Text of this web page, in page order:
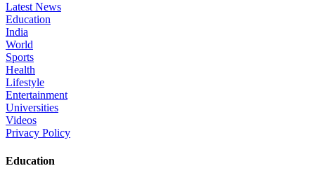
Latest News
Education
India
World
Sports
Health
Lifestyle
Entertainment
Universities
Videos
Privacy Policy
Education